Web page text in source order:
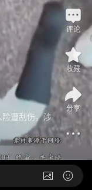
遭刮伤，涉
评论
收藏
分享